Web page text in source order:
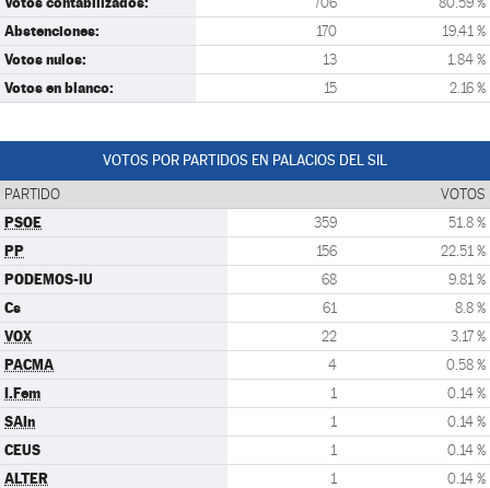
Abstenciones: 170 19.41 %
Votos nulos: 13 1.84 %
Votos en blanco: 15 2.16 %
VOTOS POR PARTIDOS EN PALACIOS DEL SIL
PARTIDO VOTOS
PSOE 359 51.8 %
PP 156 22.51 %
PODEMOS-IU 68 9.81 %
Cs 61 8.8 %
VOX 22 3.17 %
PACMA 4 0.58 %
I.Fem 1 0.14 %
SAIn 1 0.14 %
CEUS 1 0.14 %
ALTER 1 0.14 %